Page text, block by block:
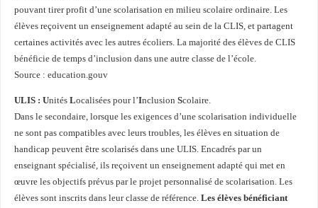
pouvant tirer profit d’une scolarisation en milieu scolaire ordinaire. Les
élèves reçoivent un enseignement adapté au sein de la CLIS, et partagent
certaines activités avec les autres écoliers. La majorité des élèves de CLIS
bénéficie de temps d’inclusion dans une autre classe de l’école.
Source : education.gouv
ULIS : Unités Localisées pour l’Inclusion Scolaire.
Dans le secondaire, lorsque les exigences d’une scolarisation individuelle
ne sont pas compatibles avec leurs troubles, les élèves en situation de
handicap peuvent être scolarisés dans une ULIS. Encadrés par un
enseignant spécialisé, ils reçoivent un enseignement adapté qui met en
œuvre les objectifs prévus par le projet personnalisé de scolarisation. Les
élèves sont inscrits dans leur classe de référence. Les élèves bénéficiant